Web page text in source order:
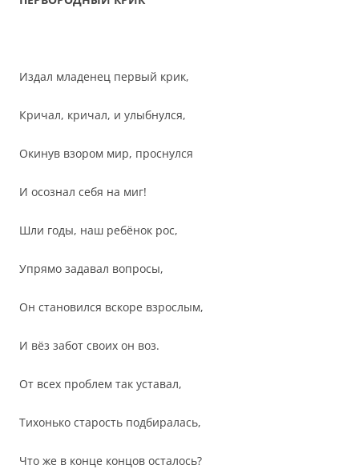
Издал младенец первый крик,
Кричал, кричал, и улыбнулся,
Окинув взором мир, проснулся
И осознал себя на миг!
Шли годы, наш ребёнок рос,
Упрямо задавал вопросы,
Он становился вскоре взрослым,
И вёз забот своих он воз.
От всех проблем так уставал,
Тихонько старость подбиралась,
Что же в конце концов осталось?